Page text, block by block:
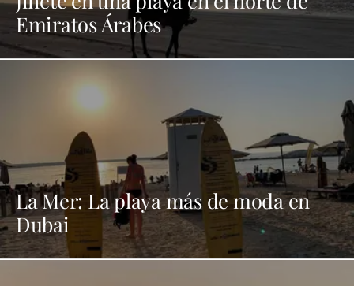
Emiratos Árabes
La Mer: La playa más de moda en
Dubai